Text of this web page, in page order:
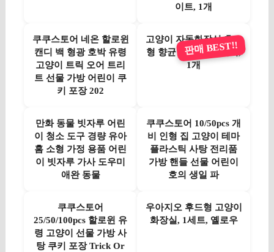
이트, 1개
쿠쿠스토어 네온 할로윈
캔디 백 형광 호박 유령
고양이 트릭 오어 트리
트 선물 가방 어린이 쿠
키 포장 202
고양이 자동화장실 후드
형 향균 특대형, 그레이,
1개
판매 BEST!!
만화 동물 빗자루 어린
이 청소 도구 경량 유아
홈 소형 가정 용품 어린
이 빗자루 가사 도우미
애완 동물
쿠쿠스토어 10/50pcs 개
비 인형 집 고양이 테마
플라스틱 사탕 전리품
가방 핸들 선물 어린이
호의 생일 파
쿠쿠스토어
25/50/100pcs 할로윈 유
령 고양이 선물 가방 사
탕 쿠키 포장 Trick Or
우아지오 후드형 고양이
화장실, 1세트, 옐로우